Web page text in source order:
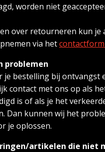
worden niet
over retourneren kun je
via het
problemen
je bestelling bij ontvangst
contact met ons op als
is of als je het
Dan kunnen wij het
je oplossen.
artikelen die niet